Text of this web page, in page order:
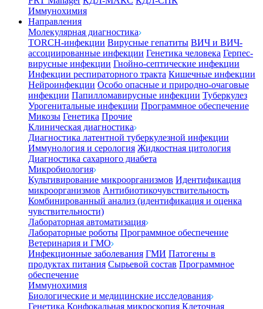
Иммунохимия
Направления
Молекулярная диагностика
TORCH-инфекции Вирусные гепатиты ВИЧ и ВИЧ-
ассоциированные инфекции Генетика человека Герпес-
вирусные инфекции Гнойно-септические инфекции
Инфекции респираторного тракта Кишечные инфекции
Нейроинфекции Особо опасные и природно-очаговые
инфекции Папилломавирусные инфекции Туберкулез
Урогенитальные инфекции Программное обеспечение
Микозы Генетика Прочие
Клиническая диагностика
Диагностика латентной туберкулезной инфекции
Иммунология и серология Жидкостная цитология
Диагностика сахарного диабета
Микробиология
Культивирование микроорганизмов Идентификация
микроорганизмов Антибиотикочувствительность
Комбинированный анализ (идентификация и оценка
чувствительности)
Лабораторная автоматизация
Лабораторные роботы Программное обеспечение
Ветеринария и ГМО
Инфекционные заболевания ГМИ Патогены в
продуктах питания Сырьевой состав Программное
обеспечение
Иммунохимия
Биологические и медицинские исследования
Генетика Конфокальная микроскопия Клеточная